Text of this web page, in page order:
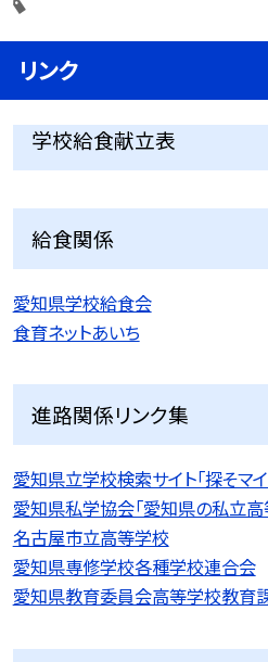
リンク
学校給食献立表
給食関係
愛知県学校給食会
食育ネットあいち
進路関係リンク集
愛知県立学校検索サイト「探そマイ
愛知県私学協会「愛知県の私立高
名古屋市立高等学校
愛知県専修学校各種学校連合会
愛知県教育委員会高等学校教育